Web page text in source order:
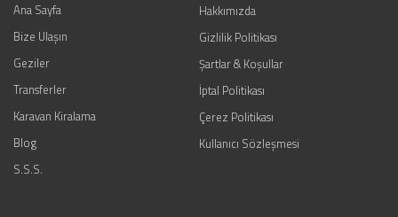
Ana Sayfa
Bize Ulaşın
Geziler
Transferler
Karavan Kiralama
Blog
S.S.S.
Hakkımızda
Gizlilik Politikası
Şartlar & Koşullar
İptal Politikası
Çerez Politikası
Kullanıcı Sözleşmesi